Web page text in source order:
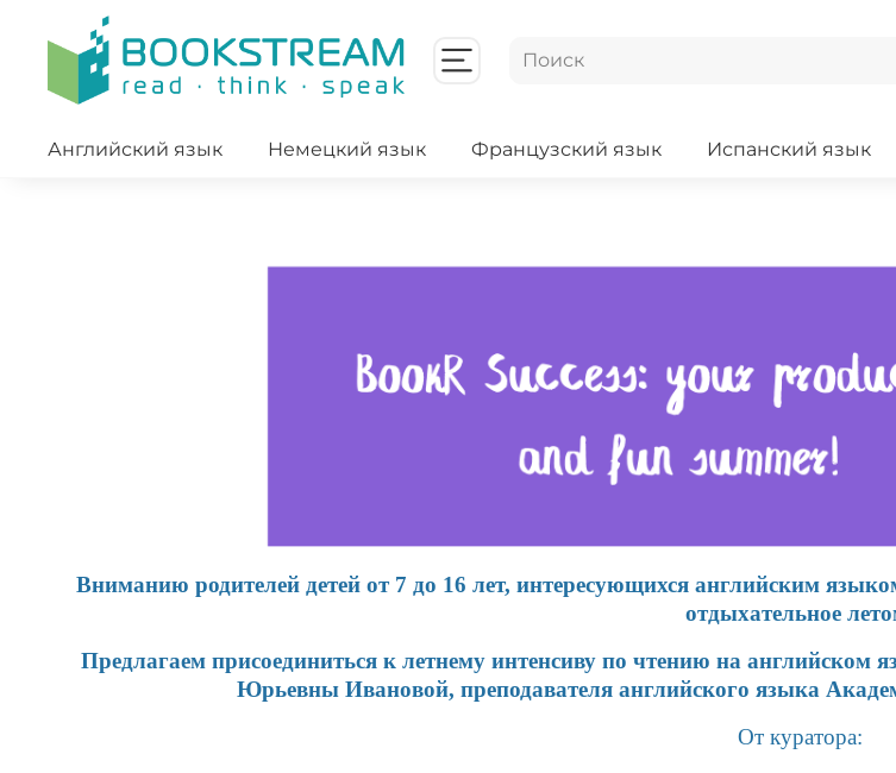
Английский язык Немецкий язык Французский язык Испанский язык
Вниманию родителей детей от 7 до 16 лет, интересующихся английским
отдыхательное
Предлагаем присоединиться к летнему интенсиву по чтению на английском
Юрьевны Ивановой, преподавателя английского языка
От куратора: